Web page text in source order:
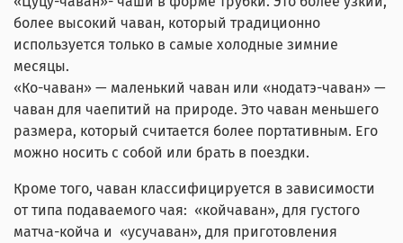
более высокий чаван, который традиционно
используется только в самые холодные зимние
месяцы.
«Ко-чаван» — маленький чаван или «нодатэ-чаван» —
чаван для чаепитий на природе. Это чаван меньшего
размера, который считается более портативным. Его
можно носить с собой или брать в поездки.
Кроме того, чаван классифицируется в зависимости
от типа подаваемого чая: «койчаван», для густого
матча-койча и «усучаван», для приготовления